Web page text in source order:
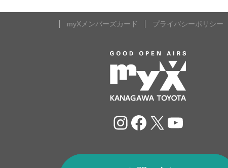
myXメンバーズカード プライバシーポリシー
Instagram
Facebook
X YouTube